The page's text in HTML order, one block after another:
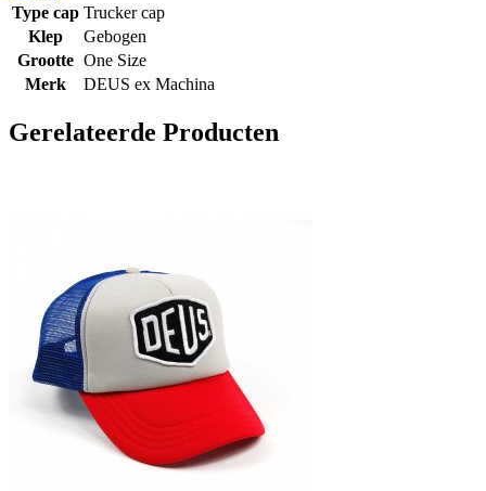
Type cap Trucker cap
Klep
Gebogen
Grootte One Size
Merk
DEUS ex Machina
Gerelateerde Producten